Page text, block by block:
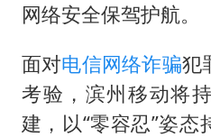
网络安全保驾护航。
面对电信网络诈骗犯
考验，滨州移动将
建，以“零容忍”姿